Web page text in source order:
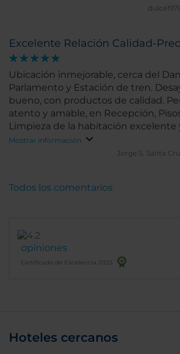
servicio buffet es correcto y el
Excelente Relación Calidad-
Ubicación inmejorable, cerca del
Parlamento y Estación de tren.
bueno, con productos de calidad.
atento y amable, en Recepción,
Limpieza de la habitación excelente
y tranquilo. Recomendable 100%
Mostrar información
Jorge S. Santa
opiniones
Certificado de Excelencia 2025
Todos los comentarios
Hoteles cercanos